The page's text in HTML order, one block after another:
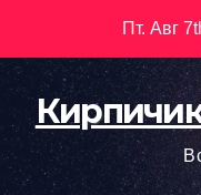
содержимому
Пт. Авг